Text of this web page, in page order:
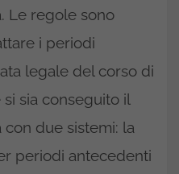
Le regole sono
i periodi
legale del corso di
sia conseguito il
con due sistemi: la
periodi antecedenti